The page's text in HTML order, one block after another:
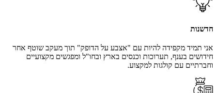
חדשנות
אני תמיד מקפידה להיות עם "אצבע על הדופק" תוך מעקב שוטף אחר
חידושים בענף, תערוכות וכנסים בארץ ובחו"ל ומפגשים מקצועיים
וחברתיים עם קולגות למקצוע.